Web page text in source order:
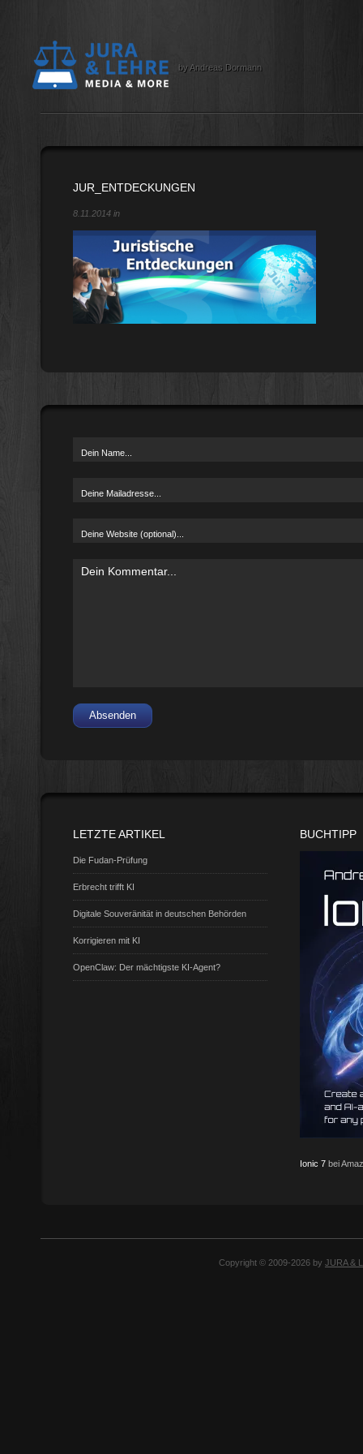
by Andreas Dormann
JUR_ENTDECKUNGEN
8.11.2014 in
Absenden
LETZTE ARTIKEL
Die Fudan-Prüfung
Erbrecht trifft KI
Digitale Souveränität in deutschen Behörden
Korrigieren mit KI
OpenClaw: Der mächtigste KI-Agent?
BUCHTIPP
Ionic 7 bei
Copyright © 2009-2026 by JURA &